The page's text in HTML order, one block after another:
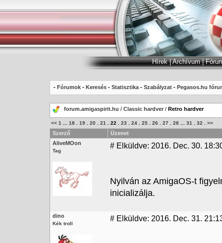
Hírek|Archívum|
- Fórumok - Keresés - Statisztika - Szabályzat - Pegasos.hu
forum.amigaspirit.hu / Classic hardver / Retro hardver
<< 1 18 19 20 21 22 23 24 25 26 27 28 31 32 >>
Szerző
Üzenet
AliveMOon
Tag
# Elküldve: 2016. Dec. 30.
Nyilván az AmigaOS-t
inicializálja.
dino
Kék troll
# Elküldve: 2016. Dec. 31.